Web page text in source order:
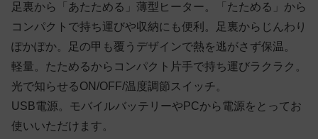
足裏から「あたためる」薄型ヒーター。「たためる」から
コンパクトで持ち運びや収納にも便利。足裏からじんわり
ぽかぽか。足の甲も覆うデザインで熱を逃がさず保温。
軽量。たためるからコンパクト片手で持ち運びラクラク。
光で知らせるON/OFF/温度調節スイッチ。
USB電源。モバイルバッテリーやPCから電源をとってお
使いいただけます。